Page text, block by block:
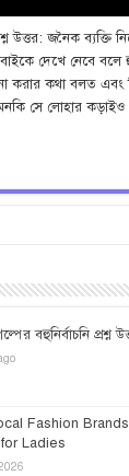
উত্তর: জনৈক
দেখে নেবে বলে
করার কথা বলত এবং
সে লোহার
বহুনির্বাচনি প্রশ্ন
Fashion
Ladies